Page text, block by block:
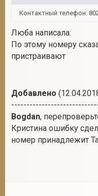
Контактный телефон:
Люба написала:
По этому номеру
пристраивают
Добавлено
Bogdan,
Кристина ошибку
номер принадлежит